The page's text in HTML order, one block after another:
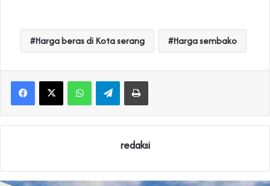
Harga beras di Kota serang Harga sembako
WhatsAppTelegramPrint
redaksi